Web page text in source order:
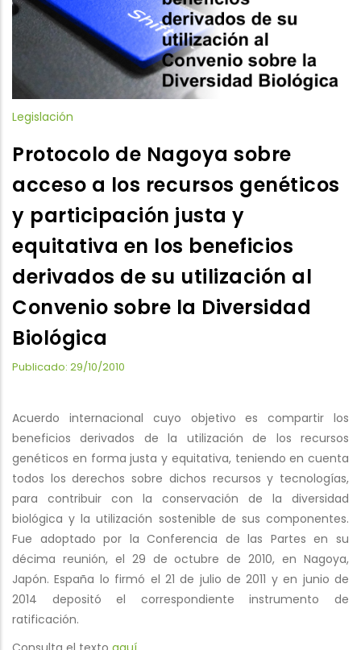
Legislación
Protocolo de Nagoya sobre
acceso a los recursos genéticos
y participación justa y
equitativa en los beneficios
derivados de su utilización al
Convenio sobre la Diversidad
Biológica
Publicado: 29/10/2010
Acuerdo internacional cuyo objetivo es compartir los
beneficios derivados de la utilización de los recursos
genéticos en forma justa y equitativa, teniendo en cuenta
todos los derechos sobre dichos recursos y tecnologías,
para contribuir con la conservación de la diversidad
biológica y la utilización sostenible de sus componentes.
Fue adoptado por la Conferencia de las Partes en su
décima reunión, el 29 de octubre de 2010, en Nagoya,
Japón. España lo firmó el 21 de julio de 2011 y en junio de
2014 depositó el correspondiente instrumento de
ratificación.